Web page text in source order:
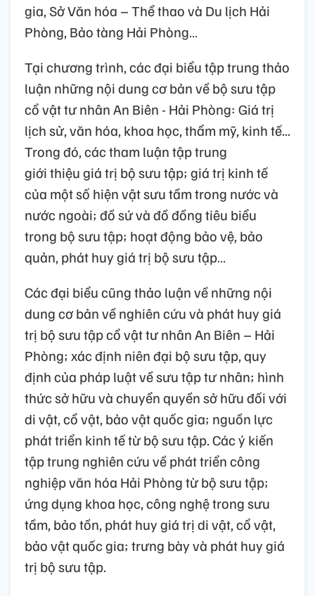
gia, Sở Văn hóa – Thể thao và Du lịch Hải
Phòng, Bảo tàng Hải Phòng…
Tại chương trình, các đại biểu tập trung thảo
luận những nội dung cơ bản về bộ sưu tập
cổ vật tư nhân An Biên - Hải Phòng: Giá trị
lịch sử, văn hóa, khoa học, thẩm mỹ, kinh tế...
Trong đó, các tham luận tập trung
giới thiệu giá trị bộ sưu tập; giá trị kinh tế
của một số hiện vật sưu tầm trong nước và
nước ngoài; đồ sứ và đồ đồng tiêu biểu
trong bộ sưu tập; hoạt động bảo vệ, bảo
quản, phát huy giá trị bộ sưu tập…
Các đại biểu cũng thảo luận về những nội
dung cơ bản về nghiên cứu và phát huy giá
trị bộ sưu tập cổ vật tư nhân An Biên – Hải
Phòng; xác định niên đại bộ sưu tập, quy
định của pháp luật về sưu tập tư nhân; hình
thức sở hữu và chuyển quyền sở hữu đối với
di vật, cổ vật, bảo vật quốc gia; nguồn lực
phát triển kinh tế từ bộ sưu tập. Các ý kiến
tập trung nghiên cứu về phát triển công
nghiệp văn hóa Hải Phòng từ bộ sưu tập;
ứng dụng khoa học, công nghệ trong sưu
tầm, bảo tồn, phát huy giá trị di vật, cổ vật,
bảo vật quốc gia; trưng bày và phát huy giá
trị bộ sưu tập.